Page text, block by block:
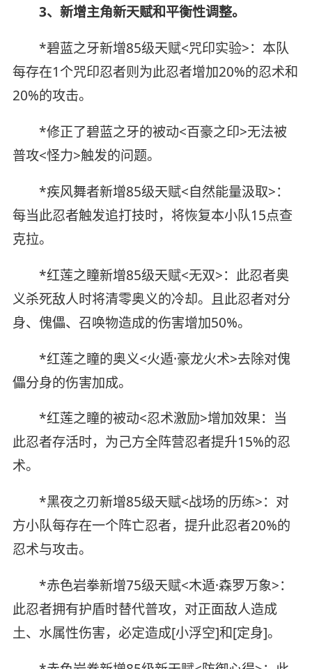
3、新增主角新天赋和平衡性调整。
*碧蓝之牙新增85级天赋<咒印实验>：本队
每存在1个咒印忍者则为此忍者增加20%的忍术和
20%的攻击。
*修正了碧蓝之牙的被动<百豪之印>无法被
普攻<怪力>触发的问题。
*疾风舞者新增85级天赋<自然能量汲取>：
每当此忍者触发追打技时，将恢复本小队15点查
克拉。
*红莲之瞳新增85级天赋<无双>：此忍者奥
义杀死敌人时将清零奥义的冷却。且此忍者对分
身、傀儡、召唤物造成的伤害增加50%。
*红莲之瞳的奥义<火遁·豪龙火术>去除对傀
儡分身的伤害加成。
*红莲之瞳的被动<忍术激励>增加效果：当
此忍者存活时，为己方全阵营忍者提升15%的忍
术。
*黑夜之刃新增85级天赋<战场的历练>：对
方小队每存在一个阵亡忍者，提升此忍者20%的
忍术与攻击。
*赤色岩拳新增75级天赋<木遁·森罗万象>：
此忍者拥有护盾时替代普攻，对正面敌人造成
土、水属性伤害，必定造成[小浮空]和[定身]。